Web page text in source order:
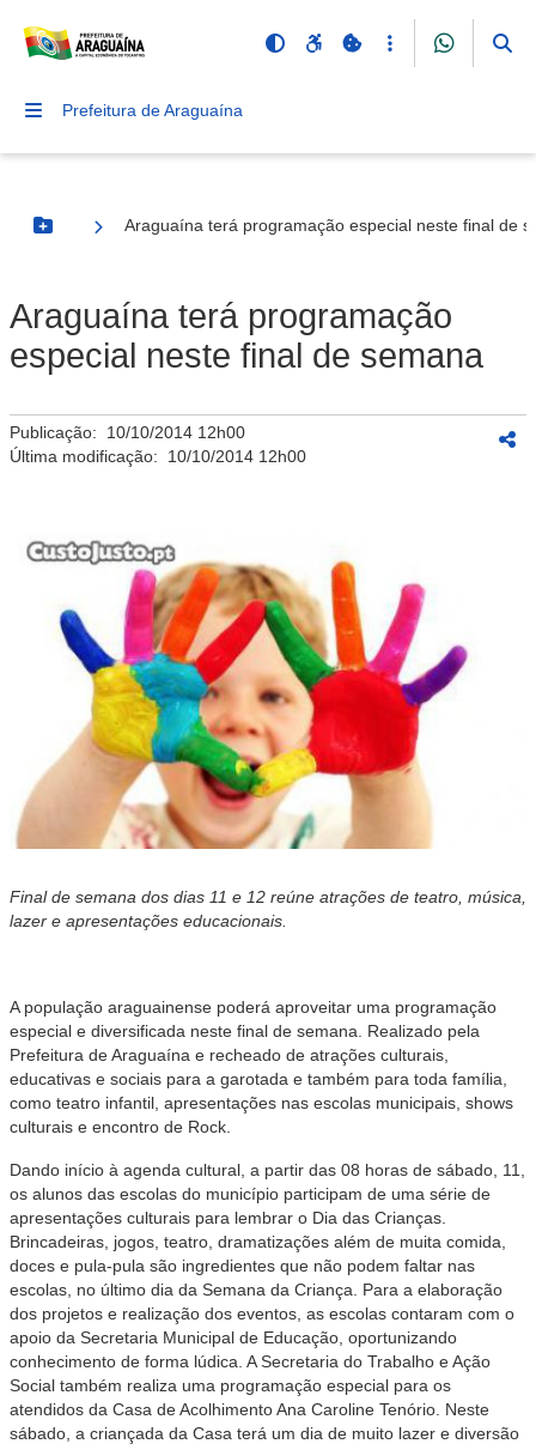
Prefeitura de Araguaína
Botão Menu
Araguaína terá programação especial neste final de
Araguaína terá programação
especial neste final de semana
Publicação: 10/10/2014 12h00
Última modificação: 10/10/2014 12h00
Final de semana dos dias 11 e 12 reúne atrações de teatro, música,
lazer e apresentações educacionais.
A população araguainense poderá aproveitar uma programação
especial e diversificada neste final de semana. Realizado pela
Prefeitura de Araguaína e recheado de atrações culturais,
educativas e sociais para a garotada e também para toda família,
como teatro infantil, apresentações nas escolas municipais, shows
culturais e encontro de Rock.
Dando início à agenda cultural, a partir das 08 horas de sábado, 11,
os alunos das escolas do município participam de uma série de
apresentações culturais para lembrar o Dia das Crianças.
Brincadeiras, jogos, teatro, dramatizações além de muita comida,
doces e pula-pula são ingredientes que não podem faltar nas
escolas, no último dia da Semana da Criança. Para a elaboração
dos projetos e realização dos eventos, as escolas contaram com o
apoio da Secretaria Municipal de Educação, oportunizando
conhecimento de forma lúdica. A Secretaria do Trabalho e Ação
Social também realiza uma programação especial para os
atendidos da Casa de Acolhimento Ana Caroline Tenório. Neste
sábado, a criançada da Casa terá um dia de muito lazer e diversão